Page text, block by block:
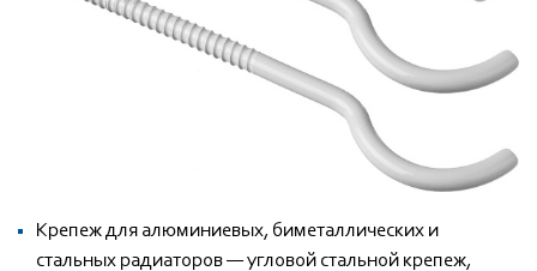
Крепеж для алюминиевых, биметаллических и
стальных радиаторов — угловой стальной крепеж,